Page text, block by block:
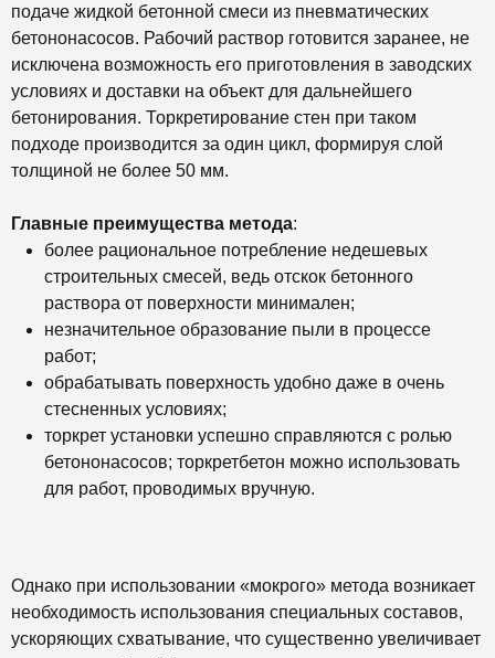
подаче жидкой бетонной смеси из пневматических
бетононасосов. Рабочий раствор готовится заранее, не
исключена возможность его приготовления в заводских
условиях и доставки на объект для дальнейшего
бетонирования. Торкретирование стен при таком
подходе производится за один цикл, формируя слой
толщиной не более 50 мм.
Главные преимущества метода:
более рациональное потребление недешевых
строительных смесей, ведь отскок бетонного
раствора от поверхности минимален;
незначительное образование пыли в процессе
работ;
обрабатывать поверхность удобно даже в очень
стесненных условиях;
торкрет установки успешно справляются с ролью
бетононасосов; торкретбетон можно использовать
для работ, проводимых вручную.
Однако при использовании «мокрого» метода возникает
необходимость использования специальных составов,
ускоряющих схватывание, что существенно увеличивает